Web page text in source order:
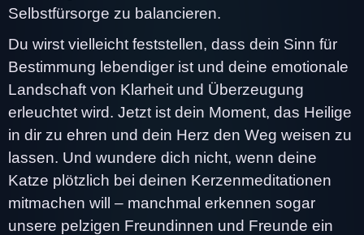
Selbstfürsorge zu balancieren.
Du wirst vielleicht feststellen, dass dein Sinn für
Bestimmung lebendiger ist und deine emotionale
Landschaft von Klarheit und Überzeugung
erleuchtet wird. Jetzt ist dein Moment, das Heilige
in dir zu ehren und dein Herz den Weg weisen zu
lassen. Und wundere dich nicht, wenn deine
Katze plötzlich bei deinen Kerzenmeditationen
mitmachen will – manchmal erkennen sogar
unsere pelzigen Freundinnen und Freunde ein